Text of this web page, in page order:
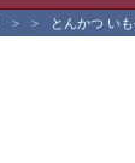
> > とんかつ い